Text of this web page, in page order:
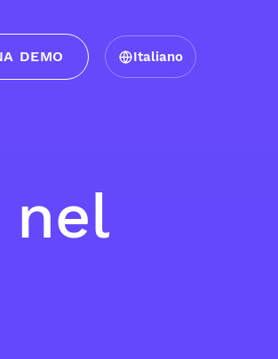
DEMO Italiano
nel